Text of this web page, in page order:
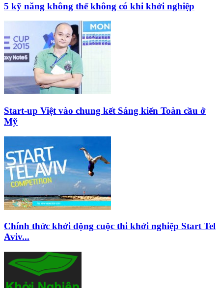
5 kỹ năng không thể không có khi khởi nghiệp
Start-up Việt vào chung kết Sáng kiến Toàn cầu ở
Mỹ
Chính thức khởi động cuộc thi khởi nghiệp Start Tel
Aviv...